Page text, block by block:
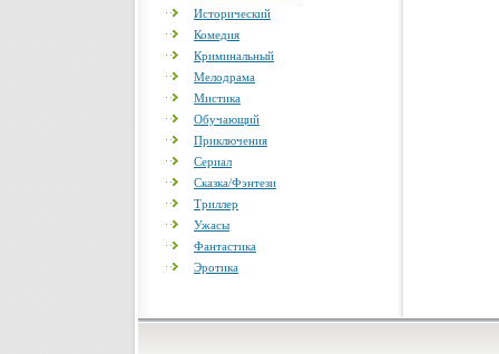
Исторический
Комедия
Криминальный
Мелодрама
Мистика
Обучающий
Приключения
Сериал
Сказка/Фэнтези
Триллер
Ужасы
Фантастика
Эротика